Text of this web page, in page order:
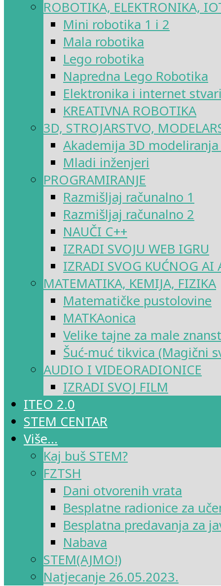
ROBOTIKA, ELEKTRONIKA,
Mini robotika 1 i 2
Mala robotika
Lego robotika
Napredna Lego Robotika
Elektronika i internet
KREATIVNA ROBOTIKA
3D, STROJARSTVO,
Akademija 3D
Mladi inženjeri
PROGRAMIRANJE
Razmišljaj računalno 1
Razmišljaj računalno 2
NAUČI C++
IZRADI SVOJU WEB IGRU
IZRADI SVOG KUĆNOG AI
MATEMATIKA, KEMIJA, FIZIKA
Matematičke pustolovine
MATKAonica
Velike tajne za male
Šuć-muć tikvica (Magični
AUDIO I VIDEORADIONICE
IZRADI SVOJ FILM
ITEO 2.0
STEM CENTAR
Više…
Kaj buš STEM?
FZTSH
Dani otvorenih vrata
Besplatne radionice za
Besplatna predavanja za
Nabava
STEM(AJMO!)
Natjecanje 26.05.2023.